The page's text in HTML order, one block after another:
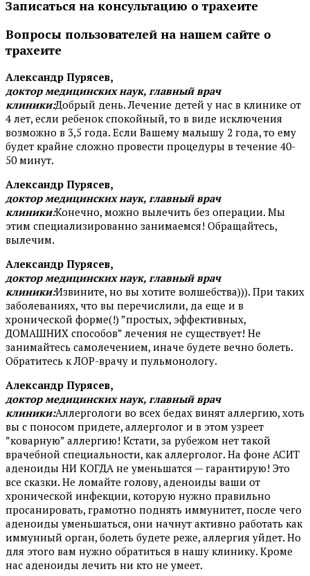
Записаться на консультацию о трахеите
Вопросы пользователей на нашем сайте о
трахеите
Александр Пурясев,
доктор медицинских наук, главный врач
клиники:Добрый день. Лечение детей у нас в клинике от
4 лет, если ребенок спокойный, то в виде исключения
возможно в 3,5 года. Если Вашему малышу 2 года, то ему
будет крайне сложно провести процедуры в течение 40-
50 минут.
Александр Пурясев,
доктор медицинских наук, главный врач
клиники:Конечно, можно вылечить без операции. Мы
этим специализированно занимаемся! Обращайтесь,
вылечим.
Александр Пурясев,
доктор медицинских наук, главный врач
клиники:Извините, но вы хотите волшебства))). При таких
заболеваниях, что вы перечислили, да еще и в
хронической форме(!) ”простых, эффективных,
ДОМАШНИХ способов” лечения не существует! Не
занимайтесь самолечением, иначе будете вечно болеть.
Обратитесь к ЛОР-врачу и пульмонологу.
Александр Пурясев,
доктор медицинских наук, главный врач
клиники:Аллергологи во всех бедах винят аллергию, хоть
вы с поносом придете, аллерголог и в этом узреет
”коварную” аллергию! Кстати, за рубежом нет такой
врачебной специальности, как аллерголог. На фоне АСИТ
аденоиды НИ КОГДА не уменьшатся — гарантирую! Это
все сказки. Не ломайте голову, аденоиды ваши от
хронической инфекции, которую нужно правильно
просанировать, грамотно поднять иммунитет, после чего
аденоиды уменьшаться, они начнут активно работать как
иммунный орган, болеть будете реже, аллергия уйдет. Но
для этого вам нужно обратиться в нашу клинику. Кроме
нас аденоиды лечить ни кто не умеет.